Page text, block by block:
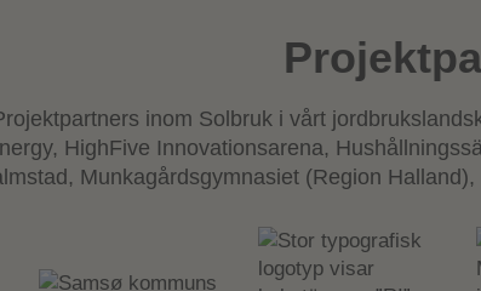
inom Solbruk i vårt
HighFive Innovationsarena,
Munkagårdsgymnasiet (Region